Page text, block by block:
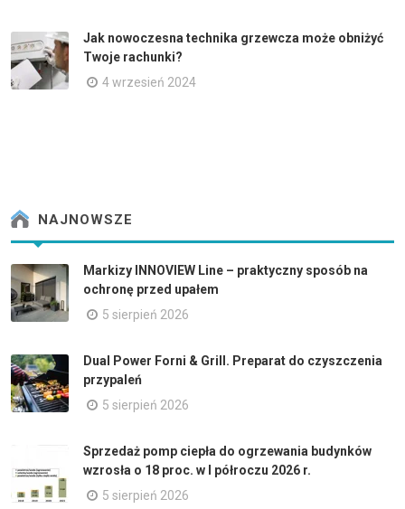
Jak nowoczesna technika grzewcza może obniżyć
Twoje rachunki?
4 wrzesień 2024
NAJNOWSZE
Markizy INNOVIEW Line – praktyczny sposób na
ochronę przed upałem
5 sierpień 2026
Dual Power Forni & Grill. Preparat do czyszczenia
przypaleń
5 sierpień 2026
Sprzedaż pomp ciepła do ogrzewania budynków
wzrosła o 18 proc. w I półroczu 2026 r.
5 sierpień 2026